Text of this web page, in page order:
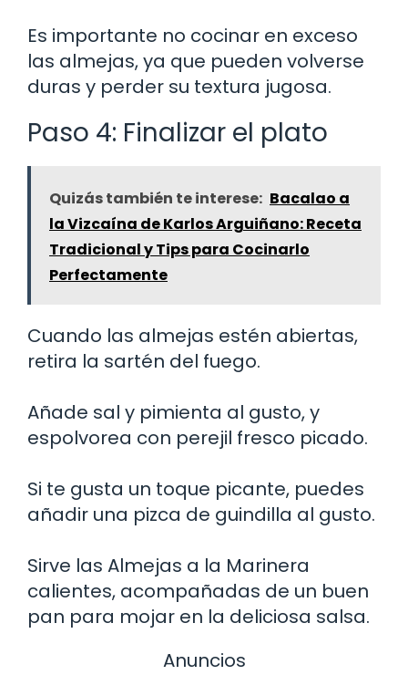
Es importante no cocinar en exceso
las almejas, ya que pueden volverse
duras y perder su textura jugosa.
Paso 4: Finalizar el plato
Quizás también te interese: Bacalao a
la Vizcaína de Karlos Arguiñano: Receta
Tradicional y Tips para Cocinarlo
Perfectamente
Cuando las almejas estén abiertas,
retira la sartén del fuego.
Añade sal y pimienta al gusto, y
espolvorea con perejil fresco picado.
Si te gusta un toque picante, puedes
añadir una pizca de guindilla al gusto.
Sirve las Almejas a la Marinera
calientes, acompañadas de un buen
pan para mojar en la deliciosa salsa.
Anuncios